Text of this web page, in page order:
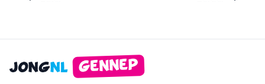
JongNL Gennep